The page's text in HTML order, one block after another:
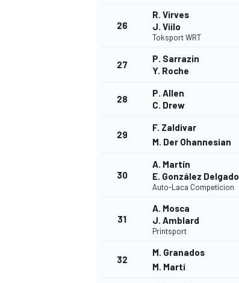
26
R. Virves
J. Viilo
Toksport WRT
27
P. Sarrazin
Y. Roche
28
P. Allen
C. Drew
29
F. Zaldivar
M. Der Ohannesian
30
A. Martín
E. González Delgado
Auto-Laca Competicion
31
A. Mosca
J. Amblard
Printsport
32
M. Granados
M. Marti